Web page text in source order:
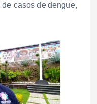
casos de dengue,